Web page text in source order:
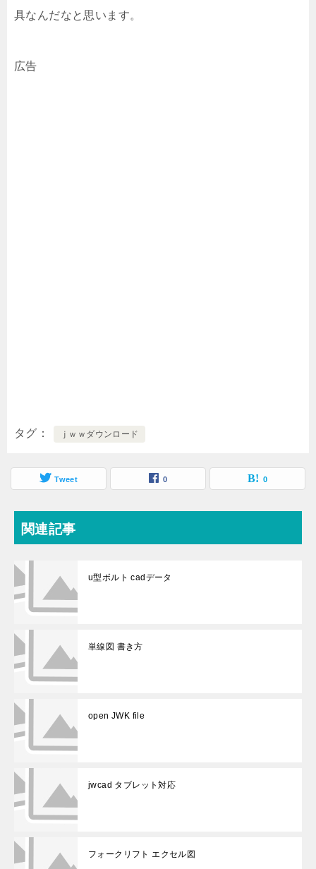
具なんだなと思います。
広告
タグ ｊｗｗダウンロード
Tweet 0 0
関連記事
u型ボルト cadデータ
単線図 書き方
open JWK file
jwcad タブレット対応
フォークリフト エクセル図